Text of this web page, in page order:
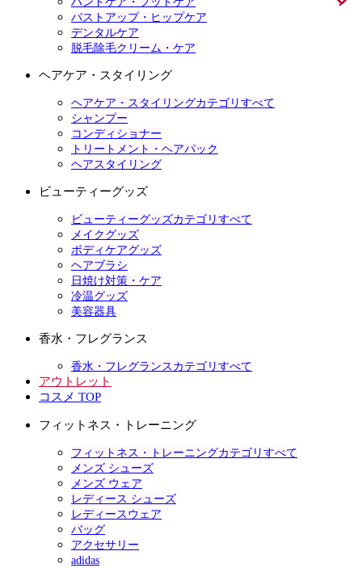
バストアップ・ヒップケア
デンタルケア
脱毛除毛クリーム・ケア
ヘアケア・スタイリング
ヘアケア・スタイリングカテゴリすべて
シャンプー
コンディショナー
トリートメント・ヘアパック
ヘアスタイリング
ビューティーグッズ
ビューティーグッズカテゴリすべて
メイクグッズ
ボディケアグッズ
ヘアブラシ
日焼け対策・ケア
冷温グッズ
美容器具
香水・フレグランス
香水・フレグランスカテゴリすべて
アウトレット
コスメ TOP
フィットネス・トレーニング
フィットネス・トレーニングカテゴリすべて
メンズ シューズ
メンズ ウェア
レディース シューズ
レディースウェア
バッグ
アクセサリー
adidas